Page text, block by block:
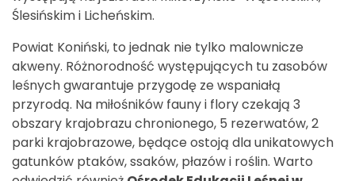
Ślesińskim i Licheńskim.
Powiat Koniński, to jednak nie tylko malownicze
akweny. Różnorodność występujących tu zasobów
leśnych gwarantuje przygodę ze wspaniałą
przyrodą. Na miłośników fauny i flory czekają 3
obszary krajobrazu chronionego, 5 rezerwatów, 2
parki krajobrazowe, będące ostoją dla unikatowych
gatunków ptaków, ssaków, płazów i roślin. Warto